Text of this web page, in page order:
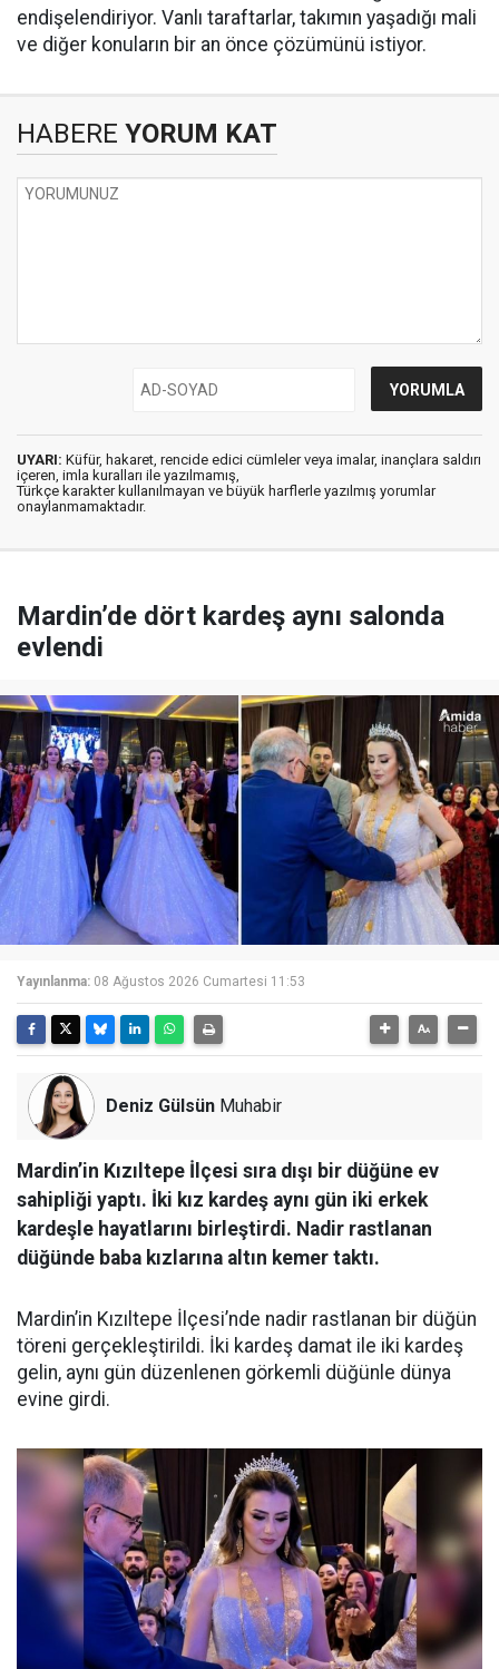
endişelendiriyor. Vanlı taraftarlar, takımın yaşadığı mali
ve diğer konuların bir an önce çözümünü istiyor.
HABERE YORUM KAT
UYARI: Küfür, hakaret, rencide edici cümleler veya imalar, inançlara saldırı
içeren, imla kuralları ile yazılmamış,
Türkçe karakter kullanılmayan ve büyük harflerle yazılmış yorumlar
onaylanmamaktadır.
Mardin’de dört kardeş aynı salonda
evlendi
Yayınlanma: 08 Ağustos 2026 Cumartesi 11:53
Deniz Gülsün Muhabir
Mardin’in Kızıltepe İlçesi sıra dışı bir düğüne ev
sahipliği yaptı. İki kız kardeş aynı gün iki erkek
kardeşle hayatlarını birleştirdi. Nadir rastlanan
düğünde baba kızlarına altın kemer taktı.
Mardin’in Kızıltepe İlçesi’nde nadir rastlanan bir düğün
töreni gerçekleştirildi. İki kardeş damat ile iki kardeş
gelin, aynı gün düzenlenen görkemli düğünle dünya
evine girdi.